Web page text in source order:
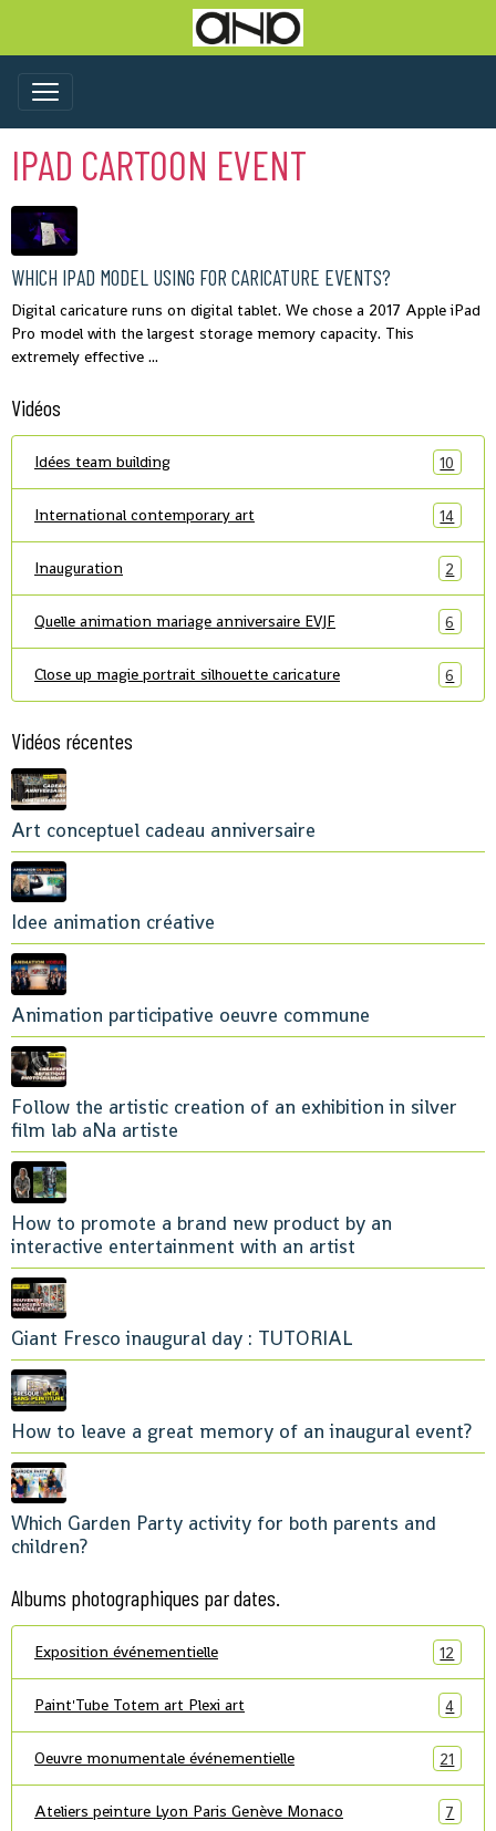
IPAD CARTOON EVENT
WHICH IPAD MODEL USING FOR CARICATURE EVENTS?
Digital caricature runs on digital tablet. We chose a 2017 Apple iPad
Pro model with the largest storage memory capacity. This
extremely effective ...
Vidéos
Idées team building 10
International contemporary art 14
Inauguration 2
Quelle animation mariage anniversaire EVJF 6
Close up magie portrait silhouette caricature 6
Vidéos récentes
Art conceptuel cadeau anniversaire
Idee animation créative
Animation participative oeuvre commune
Follow the artistic creation of an exhibition in silver
film lab aNa artiste
How to promote a brand new product by an
interactive entertainment with an artist
Giant Fresco inaugural day : TUTORIAL
How to leave a great memory of an inaugural event?
Which Garden Party activity for both parents and
children?
Albums photographiques par dates.
Exposition événementielle 12
Paint'Tube Totem art Plexi art 4
Oeuvre monumentale événementielle 21
Ateliers peinture Lyon Paris Genève Monaco 7